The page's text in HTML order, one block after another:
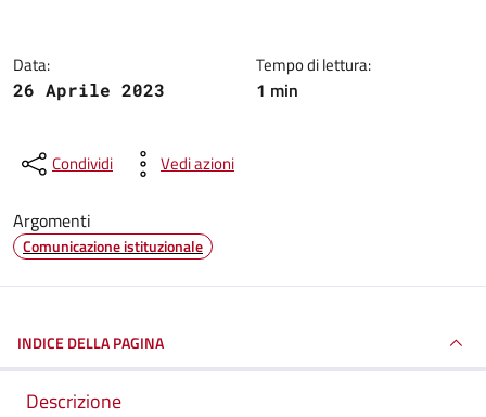
Data:
26 Aprile 2023
Tempo di lettura:
1 min
Condividi Vedi azioni
Argomenti
Comunicazione istituzionale
INDICE DELLA PAGINA
Descrizione